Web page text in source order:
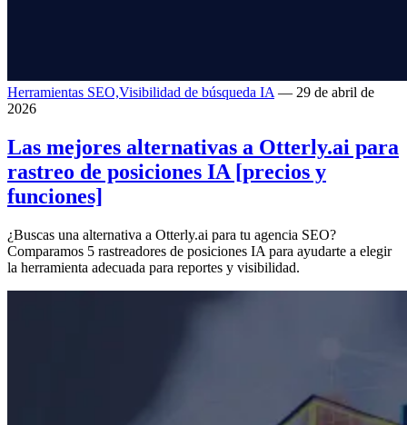
Herramientas SEO,Visibilidad de búsqueda IA — 29 de abril de
2026
Las mejores alternativas a Otterly.ai para
rastreo de posiciones IA [precios y
funciones]
¿Buscas una alternativa a Otterly.ai para tu agencia SEO?
Comparamos 5 rastreadores de posiciones IA para ayudarte a elegir
la herramienta adecuada para reportes y visibilidad.